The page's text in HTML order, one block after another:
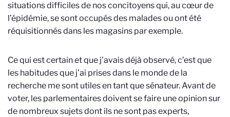
situations difficiles de nos concitoyens qui, au cœur de
l’épidémie, se sont occupés des malades ou ont été
réquisitionnés dans les magasins par exemple.
Ce qui est certain et que j’avais déjà observé, c’est que
les habitudes que j’ai prises dans le monde de la
recherche me sont utiles en tant que sénateur. Avant de
voter, les parlementaires doivent se faire une opinion sur
de nombreux sujets dont ils ne sont pas experts,